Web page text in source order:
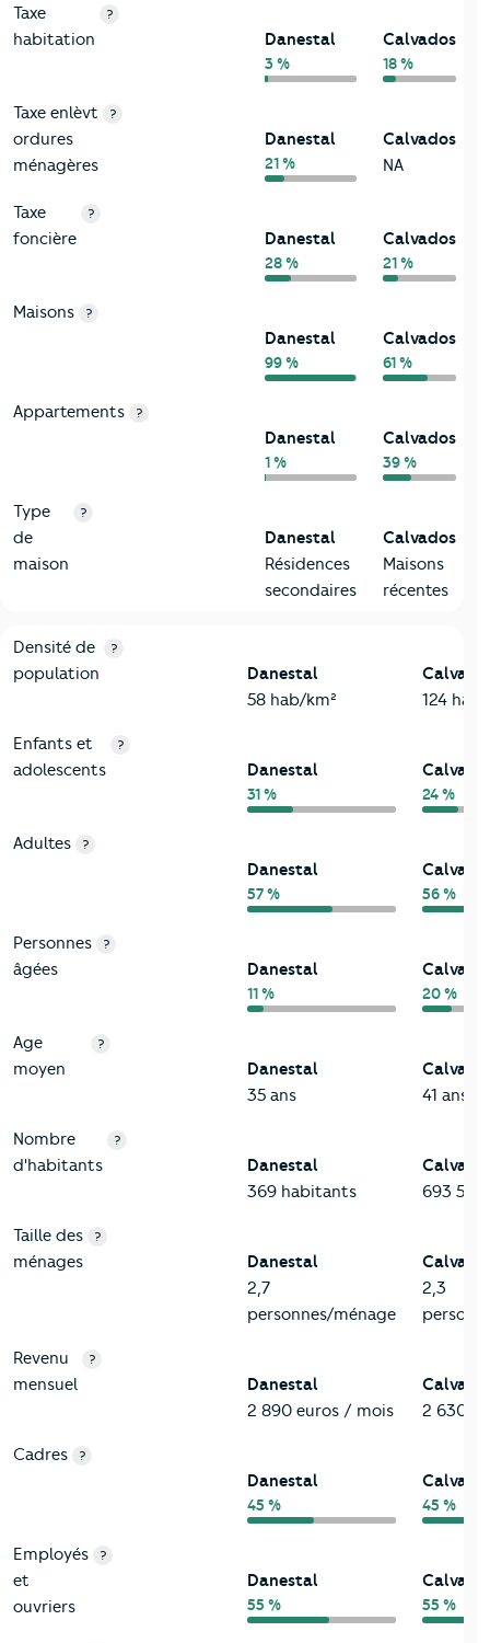
Taxe
habitation
?
Danestal
3 %
Calvados
18 %
Taxe enlèvt
ordures
ménagères
?
Danestal
21 %
Calvados
NA
Taxe
foncière
?
Danestal
28 %
Calvados
21 %
Maisons ?
Danestal
99 %
Calvados
61 %
Appartements ?
Danestal
1 %
Calvados
39 %
Type
de
maison
?
Danestal
Résidences
secondaires
Calvados
Maisons
récentes
2-Habitants
Critères Danestal
Densité de
population
?
Danestal
58 hab/km²
124
Enfants et
adolescents
?
Danestal
31 % 24 %
Adultes ?
Danestal
57 % 56 %
Personnes
âgées
?
Danestal
11 % 20 %
Age
moyen
?
Danestal
35 ans
41 ans
Nombre
d'habitants
?
Danestal
369 habitants
693
Taille des
ménages
?
Danestal
2,7
personnes/ménage
2,3
Revenu
mensuel
?
Danestal
2 890 euros / mois
2 630
Cadres ?
Danestal
45 % 45 %
Employés
et
ouvriers
?
Danestal
55 % 55 %